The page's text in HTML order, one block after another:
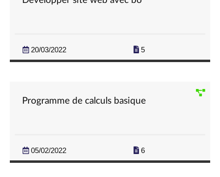
20/03/2022 5
Programme de calculs basique
05/02/2022 6